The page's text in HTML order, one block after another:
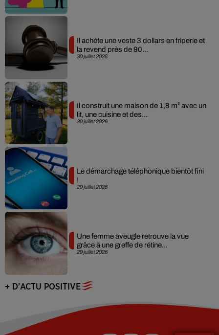
30 juillet 2026
Il achète une veste 3 dollars en friperie et
la revend près de 90...
30 juillet 2026
Il construit une maison de 1,8 m² avec un
lit, une cuisine et des...
29 juillet 2026
Le démarchage téléphonique bientôt fini
!
29 juillet 2026
Une femme aveugle retrouve la vue
grâce à une greffe de rétine...
+ D'ACTU POSITIVE